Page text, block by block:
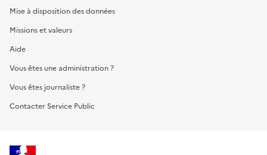
Mise à disposition des données
Missions et valeurs
Aide
Vous êtes une administration ?
Vous êtes journaliste ?
Contacter Service Public